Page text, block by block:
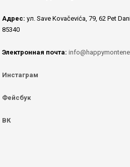
Адрес: ул. Save Kovačevića, 79, 62 Pet
85340
Электронная почта:
Инстаграм
Фейсбук
ВК